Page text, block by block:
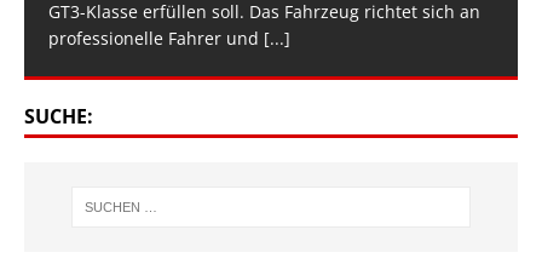
GT3-Klasse erfüllen soll. Das Fahrzeug richtet sich an
professionelle Fahrer und [...]
SUCHE: